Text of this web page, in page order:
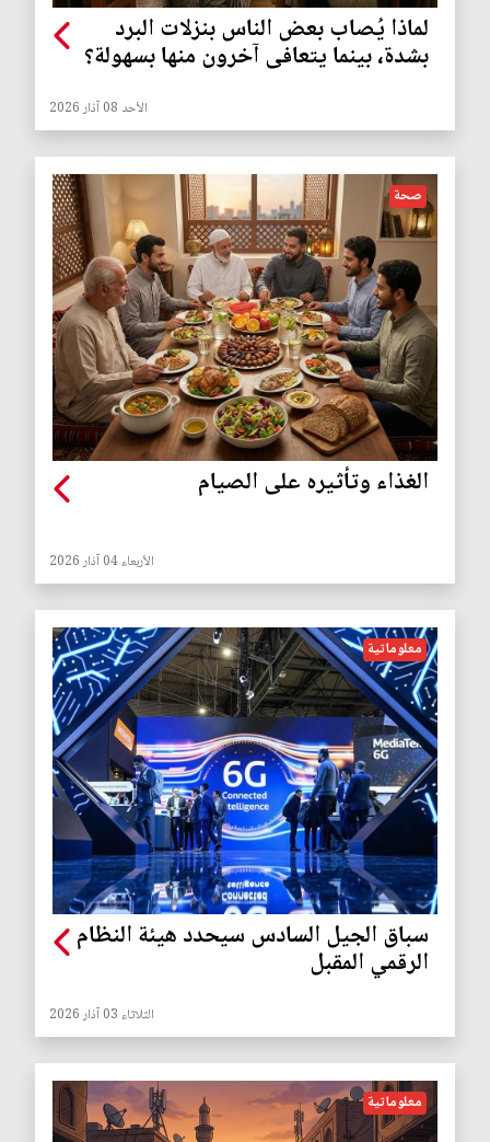
لماذا يُصاب بعض الناس بنزلات البرد
بشدة، بينما يتعافى آخرون منها بسهولة؟
الأحد 08 آذار 2026
صحة
الغذاء وتأثيره على الصيام
الأربعاء 04 آذار 2026
معلوماتية
سباق الجيل السادس سيحدد هيئة النظام
الرقمي المقبل
الثلاثاء 03 آذار 2026
معلوماتية